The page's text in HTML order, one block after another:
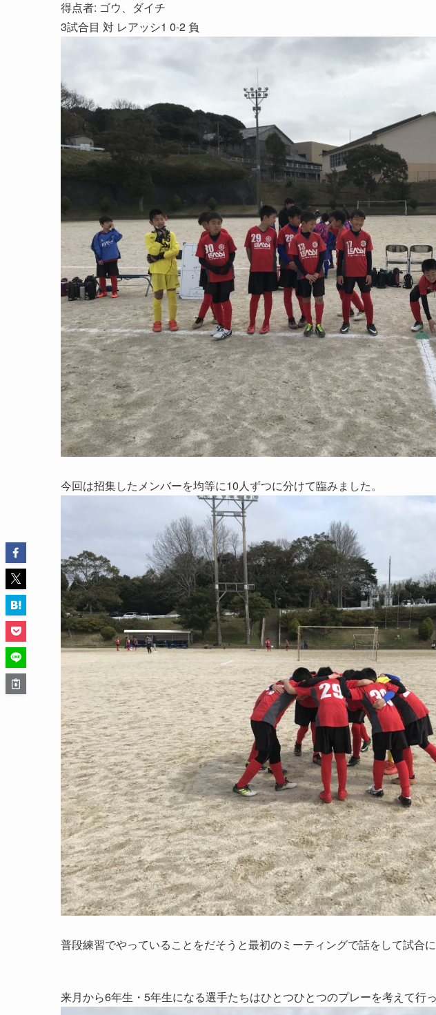
得点者: ゴウ、ダイチ
3試合目 対 レアッシ1 0-2 負
今回は招集したメンバーを均等に10人ずつに分けて臨みました。
普段練習でやっていることをだそうと最初のミーティングで話をして試合に
来月から6年生・5年生になる選手たちはひとつひとつのプレーを考えて行